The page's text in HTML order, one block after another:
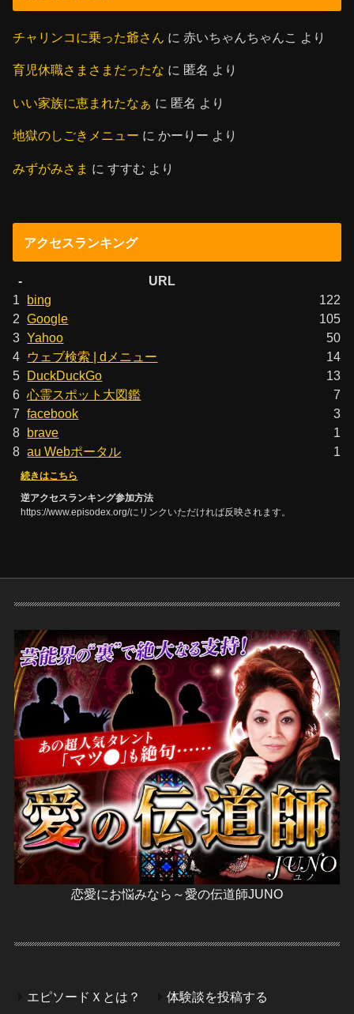
チャリンコに乗った爺さん に赤いちゃんちゃんこ より
育児休職さまさまだったな に 匿名 より
いい家族に恵まれたなぁ に 匿名 より
地獄のしごきメニュー にかーりー より
みずがみさま にすすむ より
アクセスランキング
-
URL
1
bing
122
2 Google
105
3 Yahoo
50
4
ウェブ検索 | dメニュー
14
5
DuckDuckGo
13
6 心霊スポット大図鑑
7
7 facebook
3
8
brave
1
8 au Webポータル 1
続きはこちら
逆アクセスランキング参加方法
https://www.episodex.org/にリンクいただければ反映されます。
恋愛にお悩みなら～愛の伝道師JUNO
エピソードＸとは？ 体験談を投稿する